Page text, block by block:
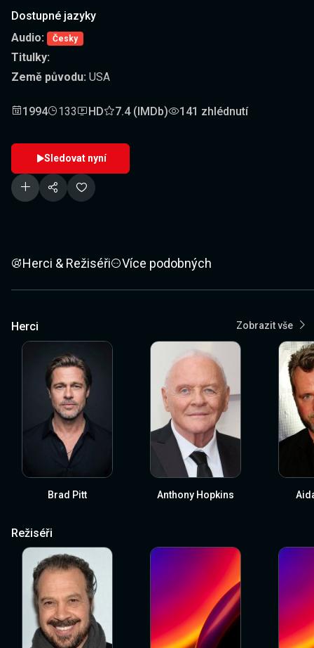
Dostupné jazyky
Audio:
Česky
Titulky:
Země původu: USA
1994 133 HD 7.4 (IMDb) 141 zhlédnutí
Sledovat nyní
Herci & Režiséři Více podobných
Herci Zobrazit vše
Brad Pitt Anthony Hopkins
Režiséři